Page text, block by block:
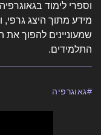
וספרי לימוד
מידע מתוך היצג גרפי,
שמעוניינים להפוך את
התלמידים.
גאוגרפיה